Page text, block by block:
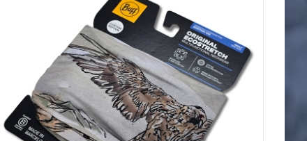
se
pueden
elegir
en
la
página
de
producto